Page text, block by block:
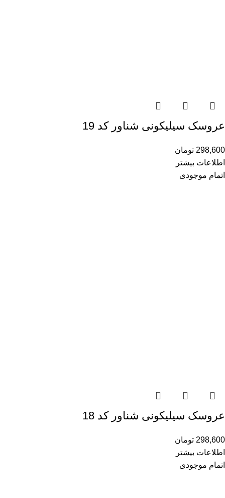
عروسک سیلیکونی شناور کد 19
298,600 تومان
اطلاعات بیشتر
اتمام موجودی
عروسک سیلیکونی شناور کد 18
298,600 تومان
اطلاعات بیشتر
اتمام موجودی